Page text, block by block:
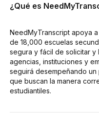
¿Qué es
NeedMyTranscript apoya
de 18,000 escuelas
segura y fácil de solicitar y
agencias, instituciones y
seguirá desempeñando
que buscan la manera
estudiantiles.